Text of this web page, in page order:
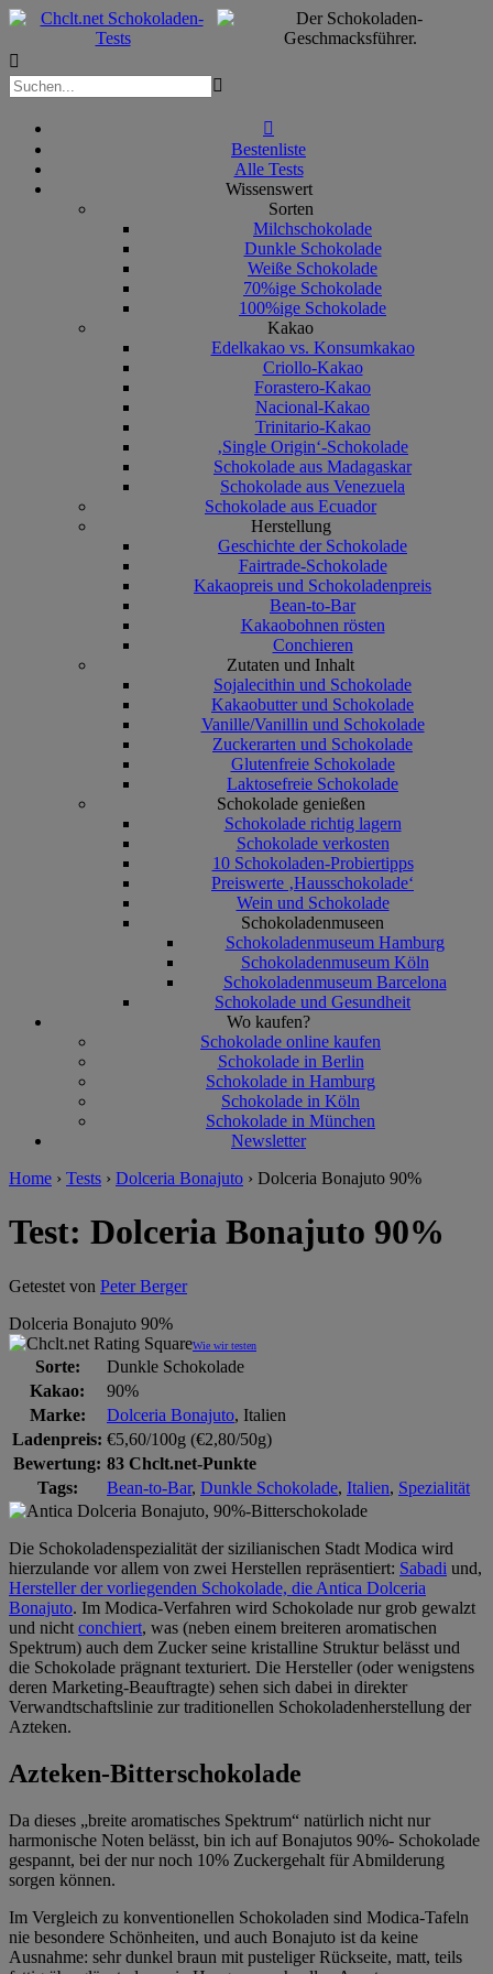



Bestenliste
Alle Tests
Wissenswert
Sorten
Milchschokolade
Dunkle Schokolade
Weiße Schokolade
70%ige Schokolade
100%ige Schokolade
Kakao
Edelkakao vs. Konsumkakao
Criollo-Kakao
Forastero-Kakao
Nacional-Kakao
Trinitario-Kakao
‚Single Origin‘-Schokolade
Schokolade aus Madagaskar
Schokolade aus Venezuela
Schokolade aus Ecuador
Herstellung
Geschichte der Schokolade
Fairtrade-Schokolade
Kakaopreis und Schokoladenpreis
Bean-to-Bar
Kakaobohnen rösten
Conchieren
Zutaten und Inhalt
Sojalecithin und Schokolade
Kakaobutter und Schokolade
Vanille/Vanillin und Schokolade
Zuckerarten und Schokolade
Glutenfreie Schokolade
Laktosefreie Schokolade
Schokolade genießen
Schokolade richtig lagern
Schokolade verkosten
10 Schokoladen-Probiertipps
Preiswerte ‚Hausschokolade‘
Wein und Schokolade
Schokoladenmuseen
Schokoladenmuseum Hamburg
Schokoladenmuseum Köln
Schokoladenmuseum Barcelona
Schokolade und Gesundheit
Wo kaufen?
Schokolade online kaufen
Schokolade in Berlin
Schokolade in Hamburg
Schokolade in Köln
Schokolade in München
Newsletter
Home › Tests › Dolceria Bonajuto › Dolceria Bonajuto 90%
Test: Dolceria Bonajuto 90%
Getestet von Peter Berger
Dolceria Bonajuto 90%
Wie wir testen
Sorte:
Dunkle Schokolade
Kakao:
90%
Marke:
Dolceria Bonajuto, Italien
Ladenpreis: €5,60/100g (€2,80/50g)
Bewertung: 83 Chclt.net-Punkte
Tags:
Bean-to-Bar, Dunkle Schokolade, Italien, Spezialität
Die Schokoladenspezialität der sizilianischen Stadt Modica wird
hierzulande vor allem von zwei Herstellen repräsentiert: Sabadi und,
Hersteller der vorliegenden Schokolade, die Antica Dolceria
Bonajuto. Im Modica-Verfahren wird Schokolade nur grob gewalzt
und nicht conchiert, was (neben einem breiteren aromatischen
Spektrum) auch dem Zucker seine kristalline Struktur belässt und
die Schokolade prägnant texturiert. Die Hersteller (oder wenigstens
deren Marketing-Beauftragte) sehen sich dabei in direkter
Verwandtschaftslinie zur traditionellen Schokoladenherstellung der
Azteken.
Azteken-Bitterschokolade
Da dieses „breite aromatisches Spektrum“ natürlich nicht nur
harmonische Noten belässt, bin ich auf Bonajutos 90%- Schokolade
gespannt, bei der nur noch 10% Zuckergehalt für Abmilderung
sorgen können.
Im Vergleich zu konventionellen Schokoladen sind Modica-Tafeln
nie besondere Schönheiten, und auch Bonajuto ist da keine
Ausnahme: sehr dunkel braun mit pusteliger Rückseite, matt, teils